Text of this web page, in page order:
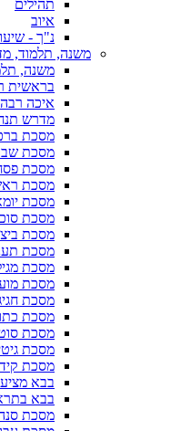
תהילים
איוב
נ"ך -
משנה, תלמוד,
משנה,
בראשית
איכה רבה
מדרש
מסכת
מסכת
מסכת
מסכת
מסכת
מסכת
מסכת
מסכת
מסכת
מסכת
מסכת
מסכת
מסכת
מסכת
מסכת
בבא
בבא
מסכת